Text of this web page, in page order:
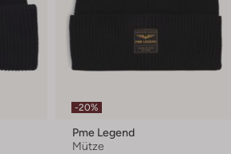
-20%
Pme Legend
Mütze